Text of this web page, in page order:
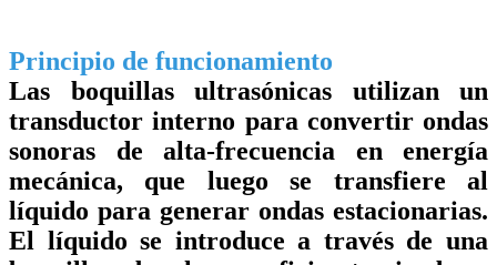
Principio de funcionamiento
Las boquillas ultrasónicas utilizan un
transductor interno para convertir ondas
sonoras de alta-frecuencia en energía
mecánica, que luego se transfiere al
líquido para generar ondas estacionarias.
El líquido se introduce a través de una